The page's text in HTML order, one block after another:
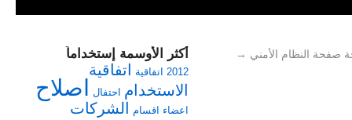
صفحة النظام الأمني → أكثر الأوسمة إستخداماً
2012 اتفاقية
اتفاقية
الاستخدام احتفال اصلاح
اعضاء اقسام الشركات